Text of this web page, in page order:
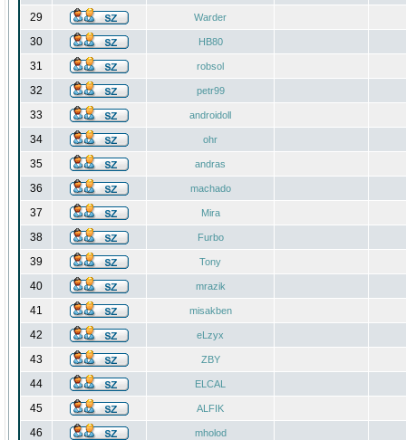
29 Warder
30 HB80
31 robsol
32 petr99
33 androidoll
34 ohr
35 andras
36 machado
37 Mira
38 Furbo
39 Tony
40 mrazik
41 misakben
42 eLzyx
43 ZBY
44 ELCAL
45 ALFIK
46 mholod